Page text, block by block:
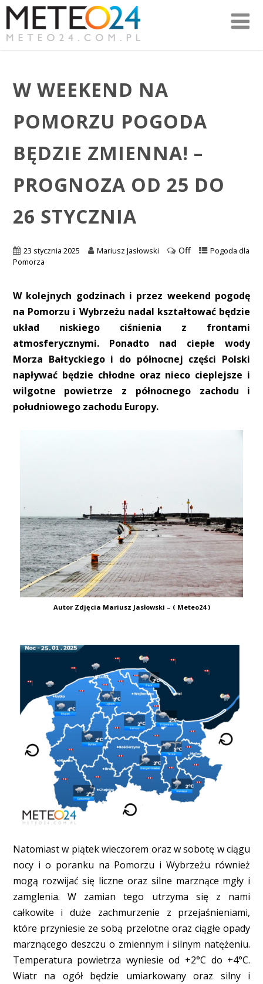
W WEEKEND NA
POMORZU POGODA
BĘDZIE ZMIENNA! –
PROGNOZA OD 25 DO
26 STYCZNIA
23 stycznia 2025 Mariusz Jasłowski Off
Pogoda dla
Pomorza
W kolejnych godzinach i przez weekend pogodę
na Pomorzu i Wybrzeżu nadal kształtować będzie
układ niskiego ciśnienia z frontami
atmosferycznymi. Ponadto nad ciepłe wody
Morza Bałtyckiego i do północnej części Polski
napływać będzie chłodne oraz nieco cieplejsze i
wilgotne powietrze z północnego zachodu i
południowego zachodu Europy.
Autor Zdjęcia Mariusz Jasłowski – ( Meteo24 )
Natomiast w piątek wieczorem oraz w sobotę w ciągu
nocy i o poranku na Pomorzu i Wybrzeżu również
mogą rozwijać się liczne oraz silne marznące mgły i
zamglenia. W zamian tego utrzyma się z nami
całkowite i duże zachmurzenie z przejaśnieniami,
które przyniesie ze sobą przelotne oraz ciągłe opady
marznącego deszczu o zmiennym i silnym natężeniu.
Temperatura powietrza wyniesie od +2°C do +4°C.
Wiatr na ogół będzie umiarkowany oraz silny i